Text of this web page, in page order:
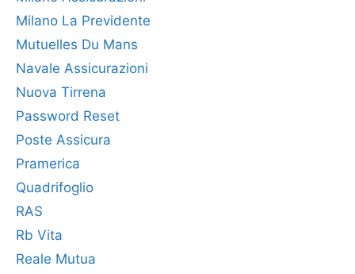
Milano La Previdente
Mutuelles Du Mans
Navale Assicurazioni
Nuova Tirrena
Password Reset
Poste Assicura
Pramerica
Quadrifoglio
RAS
Rb Vita
Reale Mutua